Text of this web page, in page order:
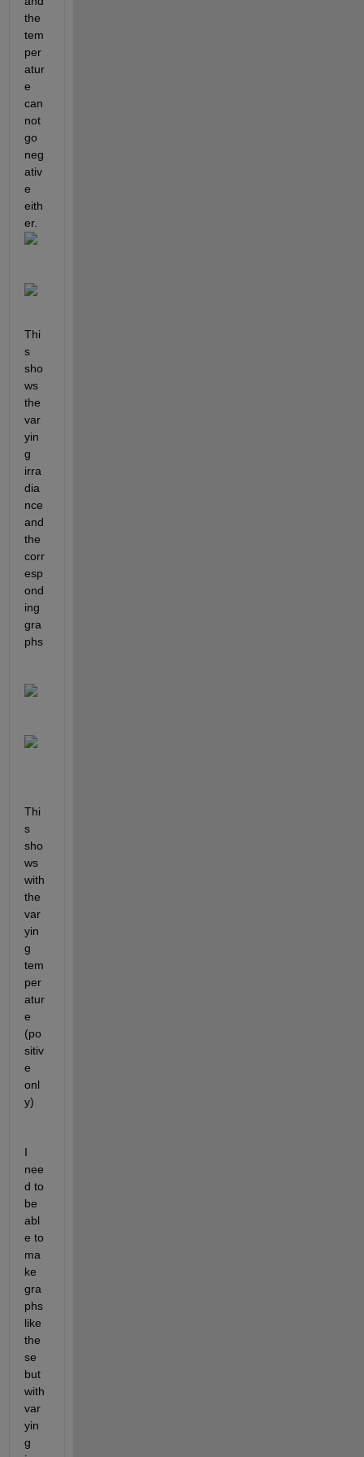
the
tem
per
atur
e
can
not
go
neg
ativ
e
eith
er.
Thi
s
sho
ws
the
var
yin
g
irra
dia
nce
and
the
corr
esp
ond
ing
gra
phs
Thi
s
sho
ws
with
the
var
yin
g
tem
per
atur
e
(po
sitiv
e
onl
y)
I
nee
d to
be
abl
e to
ma
ke
gra
phs
like
the
se
but
with
var
yin
g